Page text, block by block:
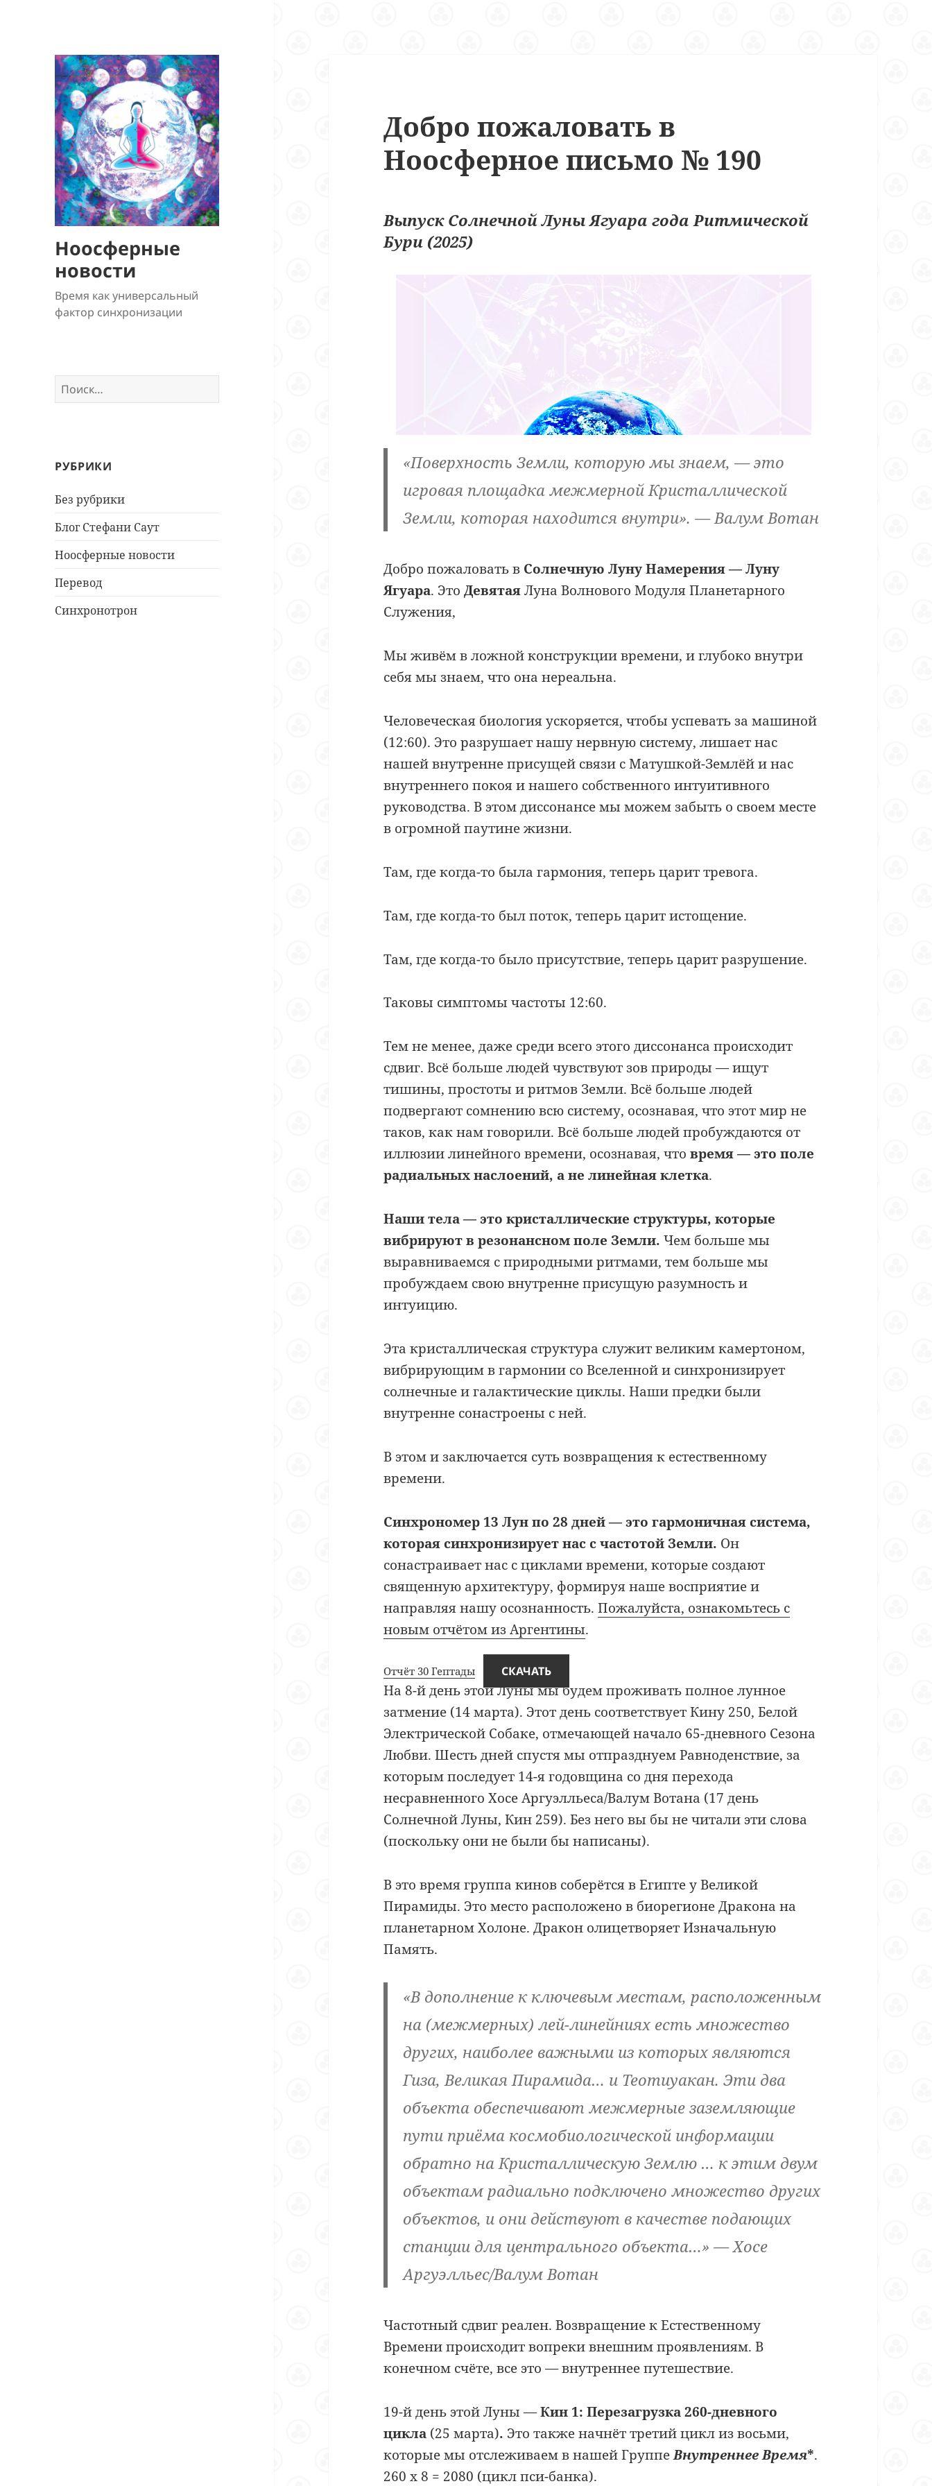
Ноосферные
новости
Время как универсальный
фактор синхронизации
Найти:
РУБРИКИ
Без рубрики
Блог Стефани Саут
Ноосферные новости
Перевод
Синхронотрон
Добро пожаловать в
Ноосферное письмо № 190
Выпуск Солнечной Луны Ягуара года Ритмической
Бури (2025)
«Поверхность Земли, которую мы знаем, — это
игровая площадка межмерной Кристаллической
Земли, которая находится внутри». — Валум Вотан
Добро пожаловать в Солнечную Луну Намерения — Луну
Ягуара. ЭтоДевятаяЛуна Волнового Модуля Планетарного
Служения,
Мы живём в ложной конструкции времени, и глубоко внутри
себя мы знаем, что она нереальна.
Человеческая биология ускоряется, чтобы успевать за машиной
(12:60). Это разрушает нашу нервную систему, лишает нас
нашей внутренне присущей связи с Матушкой-Землёй и нас
внутреннего покоя и нашего собственного интуитивного
руководства. В этом диссонансе мы можем забыть о своем месте
в огромной паутине жизни.
Там, где когда-то была гармония, теперь царит тревога.
Там, где когда-то был поток, теперь царит истощение.
Там, где когда-то было присутствие, теперь царит разрушение.
Таковы симптомы частоты 12:60.
Тем не менее, даже среди всего этого диссонанса происходит
сдвиг. Всё больше людей чувствуют зов природы — ищут
тишины, простоты и ритмов Земли. Всё больше людей
подвергают сомнению всю систему, осознавая, что этот мир не
таков, как нам говорили. Всё больше людей пробуждаются от
иллюзии линейного времени, осознавая, чтовремя — это поле
радиальных наслоений, а не линейная клетка.
Наши тела — это кристаллические структуры, которые
вибрируют в резонансном поле Земли.Чем больше мы
выравниваемся с природными ритмами, тем больше мы
пробуждаем свою внутренне присущую разумность и
интуицию.
Эта кристаллическая структура служит великим камертоном,
вибрирующим в гармонии со Вселенной и синхронизирует
солнечные и галактические циклы. Наши предки были
внутренне сонастроены с ней.
В этом и заключается суть возвращения к естественному
времени.
Синхрономер 13 Лун по 28 дней — это гармоничная система,
которая синхронизирует нас с частотой Земли. Он
сонастраивает нас с циклами времени, которые создают
священную архитектуру, формируя наше восприятие и
направляя нашу осознанность.Пожалуйста, ознакомьтесь с
новым отчётом из Аргентины.
Отчёт 30 Гептады СКАЧАТЬ
На 8-й день этой Луны мы будем проживать полное лунное
затмение (14 марта). Этот день соответствует Кину 250, Белой
Электрической Собаке, отмечающей начало 65-дневного Сезона
Любви. Шесть дней спустя мы отпразднуем Равноденствие, за
которым последует 14-я годовщина со дня перехода
несравненного Хосе Аргуэлльеса/Валум Вотана (17 день
Солнечной Луны, Кин 259). Без него вы бы не читали эти слова
(поскольку они не были бы написаны).
В это время группа кинов соберётся в Египте у Великой
Пирамиды. Это место расположено в биорегионе Дракона на
планетарном Холоне. Дракон олицетворяет Изначальную
Память.
«В дополнение к ключевым местам, расположенным
на (межмерных) лей-линейниях есть множество
других, наиболее важными из которых являются
Гиза, Великая Пирамида… и Теотиуакан. Эти два
объекта обеспечивают межмерные заземляющие
пути приёма космобиологической информации
обратно на Кристаллическую Землю … к этим двум
объектам радиально подключено множество других
объектов, и они действуют в качестве подающих
станции для центрального объекта…» — Хосе
Аргуэлльес/Валум Вотан
Частотный сдвиг реален. Возвращение к Естественному
Времени происходит вопреки внешним проявлениям. В
конечном счёте, все это—внутреннее путешествие.
19-й день этой Луны —Кин 1: Перезагрузка 260-дневного
цикла (25 марта). Это также начнёт третий цикл из восьми,
которые мы отслеживаем в нашей ГруппеВнутреннее Время*.
260 x 8 = 2080 (цикл пси-банка).